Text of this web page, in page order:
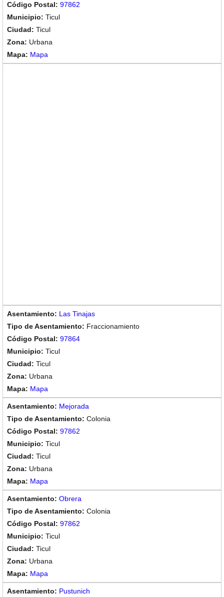
97862
Ticul
Ticul
Urbana
Mapa
Las Tinajas
Fraccionamiento
97864
Ticul
Ticul
Urbana
Mapa
Mejorada
Colonia
97862
Ticul
Ticul
Urbana
Mapa
Obrera
Colonia
97862
Ticul
Ticul
Urbana
Mapa
Pustunich